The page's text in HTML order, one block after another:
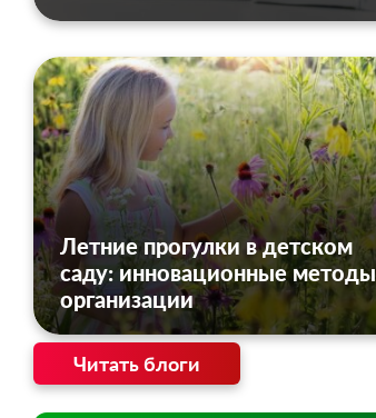
Летние прогулки в детском
саду: инновационные методы
организации
Читать блоги